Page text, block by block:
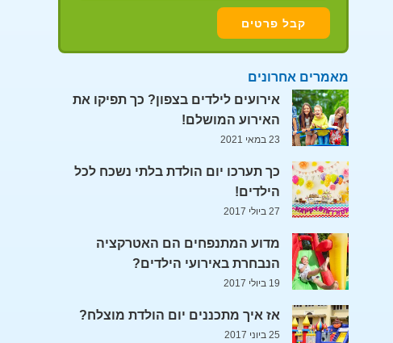
מאמרים אחרונים
אירועים לילדים בצפון? כך תפיקו את
האירוע המושלם!
23 במאי 2021
כך תערכו יום הולדת בלתי נשכח לכל
הילדים!
27 ביולי 2017
מדוע המתנפחים הם האטרקציה
הנבחרת באירועי הילדים?
19 ביולי 2017
אז איך מתכננים יום הולדת מוצלח?
25 ביוני 2017